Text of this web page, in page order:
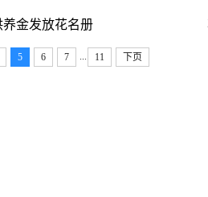
金发放花名册
5 6 7 11 下页